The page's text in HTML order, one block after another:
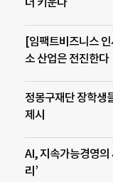
[임팩트비즈니스
소 산업은 전진한다
정몽구재단 장학생
제시
AI, 지속가능경영
리’